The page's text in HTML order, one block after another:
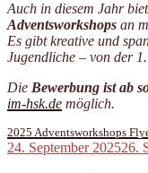
Auch in diesem Jahr
Adventsworkshops an
Es gibt kreative und
Jugendliche – von der
Die Bewerbung ist ab
im-hsk.de möglich.
2025 Adventsworkshops
Veröffentlicht
24. September 202526.